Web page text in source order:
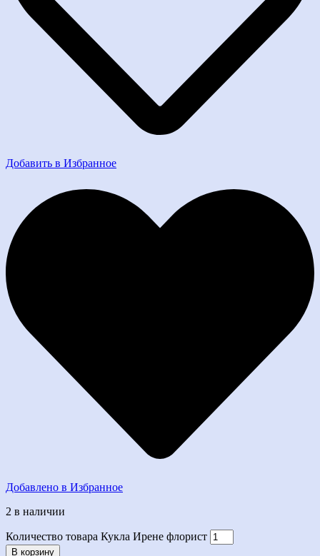
Добавить в Избранное
Добавлено в Избранное
2 в наличии
Количество товара Кукла Ирене флорист
В корзину